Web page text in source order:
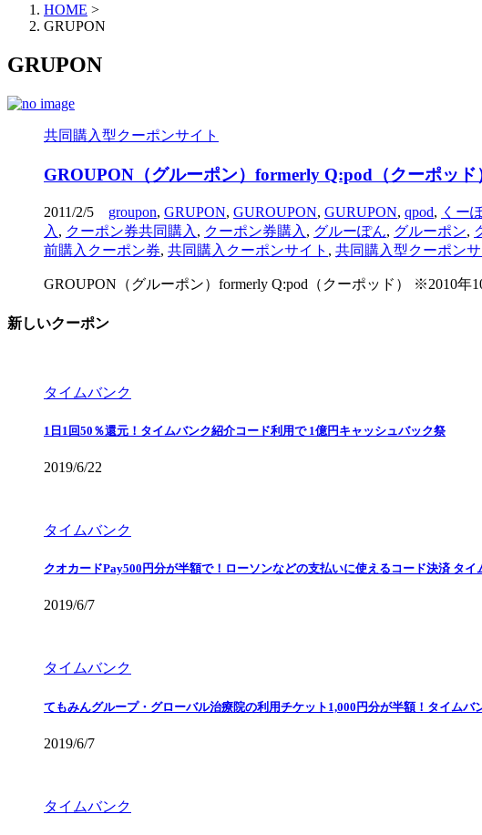
HOME >
GRUPON
GRUPON
共同購入型クーポンサイト
GROUPON（グルーポン）formerly Q:pod（クーポッド
2011/2/5 groupon, GRUPON, GUROUPON, GURUPON, qpod, くー
入 , クーポン券共同購入 , クーポン券購入 , グルーぽん, グルーポン,
前購入クーポン券, 共同購入クーポンサイト , 共同購入型クーポンサ
GROUPON（グルーポン）formerly Q:pod（クーポッド） ※2010
新しいクーポン
タイムバンク
1日1回50％還元！タイムバンク紹介コード利用で 1億円キャッシュバック祭
2019/6/22
タイムバンク
クオカードPay500円分が半額で！ローソンなどの支払いに使えるコード決済 タイ
2019/6/7
タイムバンク
てもみんグループ・グローバル治療院の利用チケット1,000円分が半額！タイムバ
2019/6/7
タイムバンク